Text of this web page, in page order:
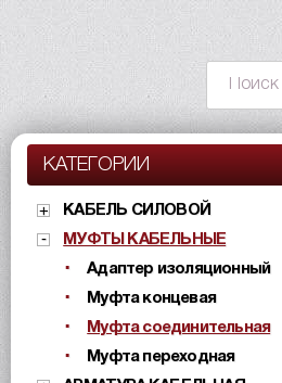
КАТЕГОРИИ
КАБЕЛЬ СИЛОВОЙ
МУФТЫ КАБЕЛЬНЫЕ
Адаптер изоляционный
Муфта концевая
Муфта соединительная
Муфта переходная